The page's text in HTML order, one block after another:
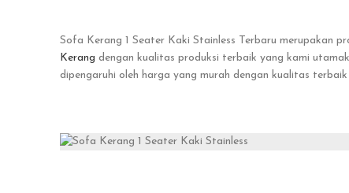
Sofa Kerang 1 Seater Kaki Stainless Terbaru merupakan
Kerang dengan kualitas produksi terbaik yang kami
dipengaruhi oleh harga yang murah dengan kualitas